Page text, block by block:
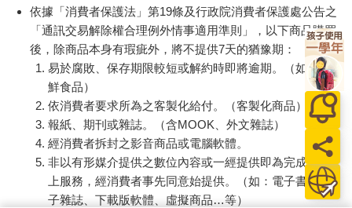
依據「消費者保護法」第19條及行政院消費者保護處公告之
「通訊交易解除權合理例外情事適用準則」，以下商品購買
後，除商品本身有瑕疵外，將不提供7天的猶豫期：
易於腐敗、保存期限較短或解約時即將逾期。（如：生
鮮食品）
依消費者要求所為之客製化給付。（客製化商品）
報紙、期刊或雜誌。（含MOOK、外文雜誌）
經消費者拆封之影音商品或電腦軟體。
非以有形媒介提供之數位內容或一經提供即為完成之線
上服務，經消費者事先同意始提供。（如：電子書、電
子雜誌、下載版軟體、虛擬商品…等）